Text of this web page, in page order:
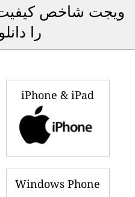
ویجت شاخص کیفیت
را
iPhone & iPad
Windows Phone